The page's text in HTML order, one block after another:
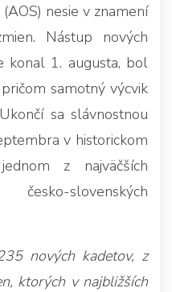
nesie v znamení
Nástup nových
konal 1. augusta, bol
samotný výcvik
sa slávnostnou
v historickom
z najväčších
slovenských
nových kadetov, z
ktorých v najbližších